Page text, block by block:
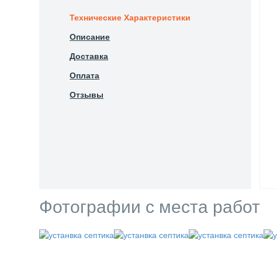
Технические Характеристики
Описание
Доставка
Оплата
Отзывы
Фотографии с места работ